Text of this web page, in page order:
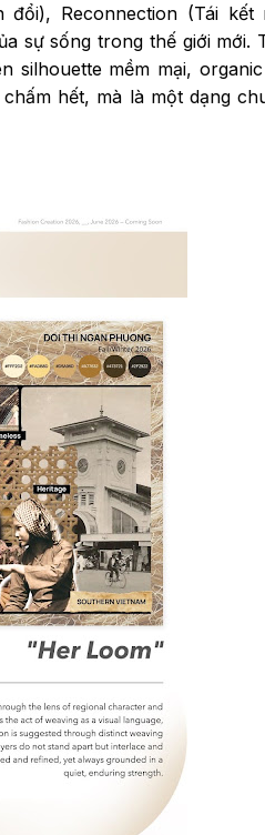
Reconnection (Tái kết
sự sống trong thế giới mới.
silhouette mềm mại,
hết, mà là một dạng